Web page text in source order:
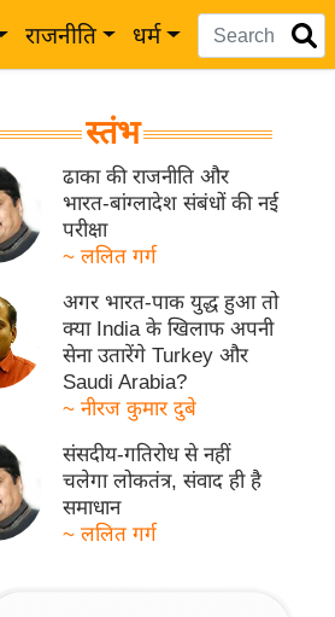
राजनीति धर्म
स्तंभ
ढाका की राजनीति और
भारत-बांग्लादेश संबंधों की नई
परीक्षा
~ ललित गर्ग
अगर भारत-पाक युद्ध हुआ तो
क्या India के खिलाफ अपनी
सेना उतारेंगे Turkey और
Saudi Arabia?
~ नीरज कुमार दुबे
संसदीय-गतिरोध से नहीं
चलेगा लोकतंत्र, संवाद ही है
समाधान
~ ललित गर्ग